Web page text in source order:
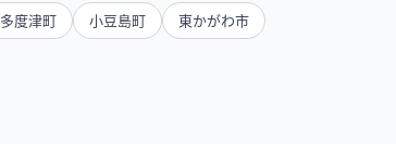
多度津町 小豆島町 東かがわ市